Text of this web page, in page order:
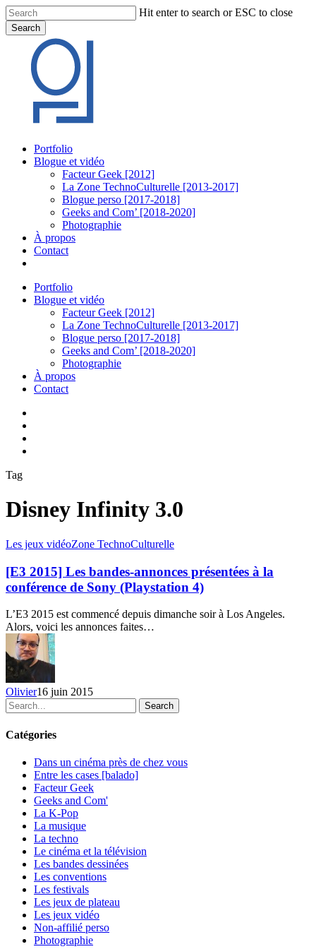
Skip
to
main
content
Hit enter to search or ESC to close
Search
Search
Menu
Portfolio
Blogue et vidéo
Facteur Geek [2012]
La Zone TechnoCulturelle [2013-2017]
Blogue perso [2017-2018]
Geeks and Com’ [2018-2020]
Photographie
À propos
Contact
Portfolio
Blogue et vidéo
Facteur Geek [2012]
La Zone TechnoCulturelle [2013-2017]
Blogue perso [2017-2018]
Geeks and Com’ [2018-2020]
Photographie
À propos
Contact
Tag
Disney Infinity 3.0
[E3
Les
bandes-
annonces
à
la
conférence
de
Sony
(Playstation
4)
Les jeux vidéoZone TechnoCulturelle
[E3 2015] Les bandes-annonces présentées à la
conférence de Sony (Playstation 4)
L’E3 2015 est commencé depuis dimanche soir à Los Angeles.
Alors, voici les annonces faites…
Olivier16 juin 2015
Search
Catégories
Dans un cinéma près de chez vous
Entre les cases [balado]
Facteur Geek
Geeks and Com'
La K-Pop
La musique
La techno
Le cinéma et la télévision
Les bandes dessinées
Les conventions
Les festivals
Les jeux de plateau
Les jeux vidéo
Non-affilié perso
Photographie